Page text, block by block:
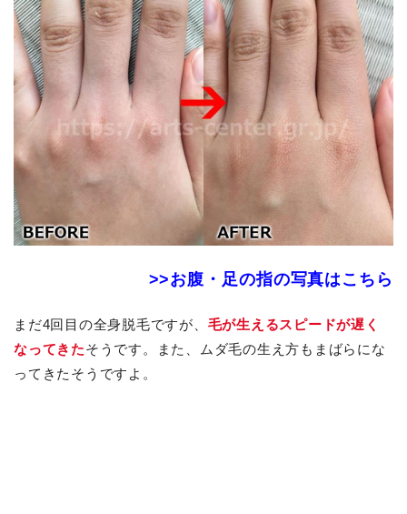
>>お腹・足の指の写真はこちら
まだ4回目の全身脱毛ですが、 毛が生えるスピードが遅く
なってきたそうです。また、ムダ毛の生え方もまばらにな
ってきたそうですよ。